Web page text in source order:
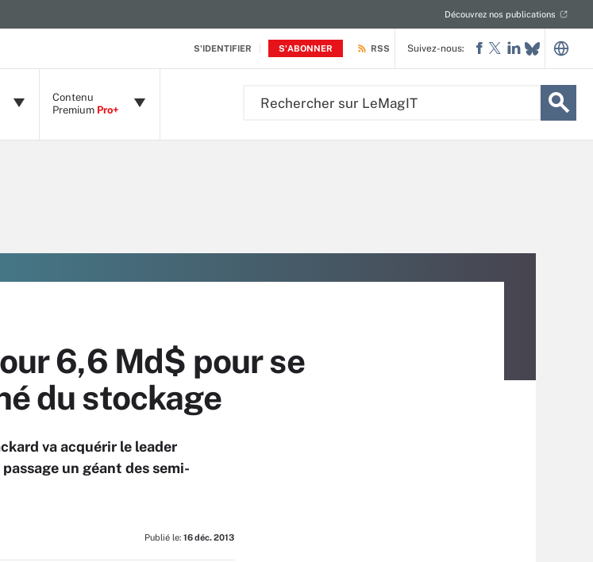
S'IDENTIFIER S'ABONNER
Découvrez nos publications
RSS
Contenu
Premium Pro+
Suivez-nous:
6,6 Md$ pour se
du stockage
va acquérir le leader
un géant des semi-
Publié le: 16 déc. 2013